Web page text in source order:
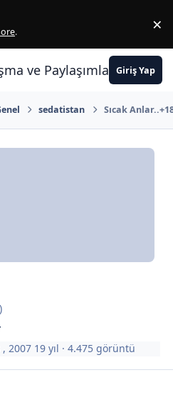
. ×
ve PaylaşımlarınGiriş Yap
sedatistan Sıcak
, 2007 19 yıl · 4.475 görüntü